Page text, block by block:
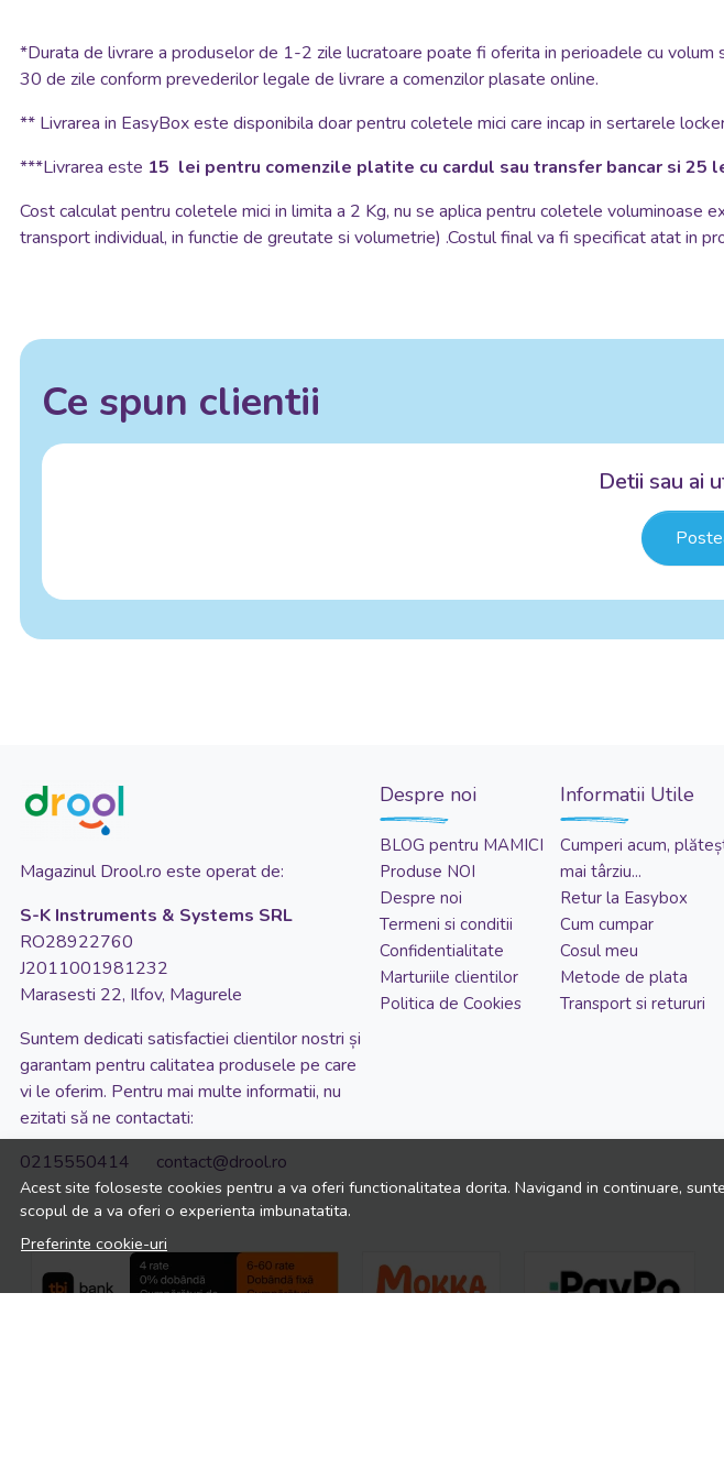
*Durata de livrare a produselor de 1-2 zile lucratoare poate fi oferita in perioadele cu
30 de zile conform prevederilor legale de livrare a comenzilor plasate online.
** Livrarea in EasyBox este disponibila doar pentru coletele mici care incap in sertarele
***Livrarea este 15 lei pentru comenzile platite cu cardul sau transfer bancar si 25
Cost calculat pentru coletele mici in limita a 2 Kg, nu se aplica pentru coletele voluminoase
transport individual, in functie de greutate si volumetrie) .Costul final va fi specificat atat in
Ce spun clientii
Detii sau ai
Acest site foloseste cookies pentru a va oferi functionalitatea dorita. Navigand in continuare,
scopul de a va oferi o experienta imbunatatita.
Preferinte cookie-uri
Magazinul Drool.ro este operat de:
S-K Instruments & Systems SRL
RO28922760
J2011001981232
Marasesti 22, Ilfov, Magurele
Suntem dedicati satisfactiei clientilor nostri și
garantam pentru calitatea produsele pe care
vi le oferim. Pentru mai multe informatii, nu
ezitati să ne contactati:
0215550414 contact@drool.ro
Despre noi
BLOG pentru MAMICI
Produse NOI
Despre noi
Termeni si conditii
Confidentialitate
Marturiile clientilor
Politica de Cookies
Informatii Utile
Cumperi acum,
mai târziu...
Retur la Easybox
Cum cumpar
Cosul meu
Metode de plata
Transport si retururi